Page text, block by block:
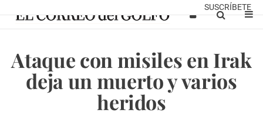
SUSCRÍBETE
Ataque con misiles en Irak
deja un muerto y varios
heridos